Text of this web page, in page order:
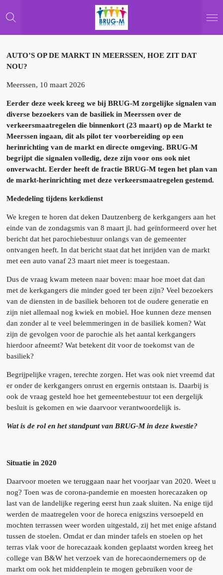
direct
hoofdinhoud
AUTO’S OP DE MARKT IN MEERSSEN, HOE ZIT DAT
NOU?
Meerssen, 10 maart 2026
Eerder deze week kreeg we bij BRUG-M zorgelijke signalen van
diverse bezoekers van de basiliek in Meerssen over de
verkeersmaatregelen die binnenkort (23 maart) op de Markt te
Meerssen ingaan, dit als pilot ter voorbereiding op een
herinrichting van de markt en directe omgeving. BRUG-M
begrijpt die signalen volledig, deze zijn voor ons ook niet
onverwacht. Eerder heeft de fractie BRUG-M tegen het plan van
de markt-herinrichting met deze verkeersmaatregelen gestemd.
Mededeling tijdens kerkdienst
We kregen te horen dat deken Dautzenberg de kerkgangers aan het
einde van de zondagsmis van 8 maart jl. had geïnformeerd over het
bericht dat het parochiebestuur onlangs van de gemeenter
ontvangen heeft. In dat bericht staat dat het inrijden van de markt
met een auto vanaf 23 maart niet meer is toegestaan.
Dus de vraag kwam meteen naar boven: maar hoe moet dat dan
met de kerkgangers die minder goed ter been zijn? Veel bezoekers
van de diensten in de basiliek behoren tot de oudere generatie en
zijn niet allemaal nog kwiek en mobiel. Hoe kunnen deze mensen
dan zonder al te veel belemmeringen in de basiliek komen? Wat
zijn de gevolgen voor de parochie als het aantal kerkgangers
hierdoor afneemt? Wat betekent dit voor de toekomst van de
basiliek?
Begrijpelijke vragen, terechte zorgen. Het was ook niet vreemd dat
er onder de kerkgangers onrust en ergernis ontstaan is. Daarbij is
ook de vraag gesteld hoe het gemeentebestuur tot een dergelijk
besluit is gekomen en wie daarvoor verantwoordelijk is.
Wat is de rol en het standpunt van BRUG-M in deze kwestie?
Situatie in 2020
Daarvoor moeten we teruggaan naar het voorjaar van 2020. Weet u
nog? Toen was de corona-pandemie en moesten horecazaken op
last van de landelijke regering eerst hun zaak sluiten. Na enige tijd
werden de maatregelen voor de horeca enigszins versoepeld en
mochten terrassen weer worden uitgestald, zij het met enige afstand
tussen de stoelen. Omdat er dan minder tafels en stoelen op het
terras vlak voor de horecazaak konden geplaatst worden kreeg het
college van B&W het verzoek van de horecaondernemers op de
markt om ook het middenplein te mogen gebruiken voor de